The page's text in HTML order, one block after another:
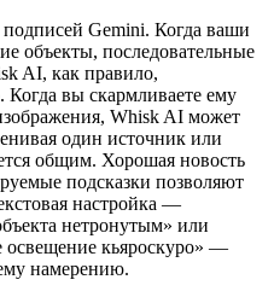
подписей Gemini. Когда ваши
объекты, последовательные
AI, как правило,
Когда вы скармливаете ему
Whisk AI может
один источник или
общим. Хорошая новость
подсказки позволяют
настройка —
нетронутым» или
освещение кьяроскуро» —
намерению.